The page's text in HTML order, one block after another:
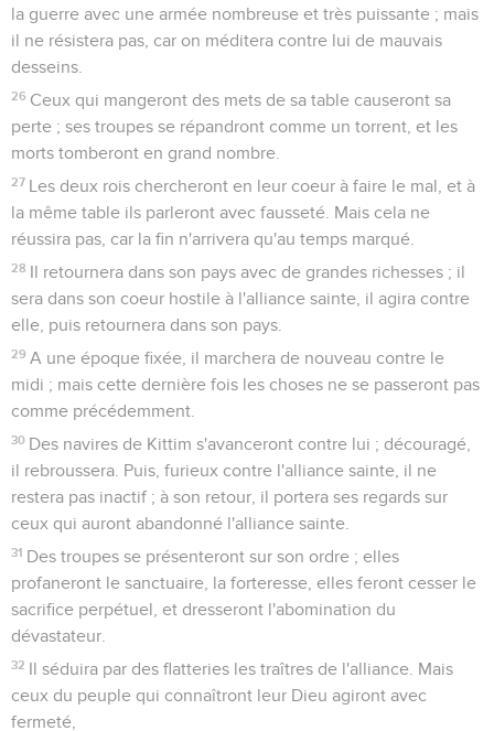
la guerre avec une armée nombreuse et très puissante ; mais
il ne résistera pas, car on méditera contre lui de mauvais
desseins.
26 Ceux qui mangeront des mets de sa table causeront sa
perte ; ses troupes se répandront comme un torrent, et les
morts tomberont en grand nombre.
27 Les deux rois chercheront en leur coeur à faire le mal, et à
la même table ils parleront avec fausseté. Mais cela ne
réussira pas, car la fin n'arrivera qu'au temps marqué.
28 Il retournera dans son pays avec de grandes richesses ; il
sera dans son coeur hostile à l'alliance sainte, il agira contre
elle, puis retournera dans son pays.
29 A une époque fixée, il marchera de nouveau contre le
midi ; mais cette dernière fois les choses ne se passeront pas
comme précédemment.
30 Des navires de Kittim s'avanceront contre lui ; découragé,
il rebroussera. Puis, furieux contre l'alliance sainte, il ne
restera pas inactif ; à son retour, il portera ses regards sur
ceux qui auront abandonné l'alliance sainte.
31 Des troupes se présenteront sur son ordre ; elles
profaneront le sanctuaire, la forteresse, elles feront cesser le
sacrifice perpétuel, et dresseront l'abomination du
dévastateur.
32 Il séduira par des flatteries les traîtres de l'alliance. Mais
ceux du peuple qui connaîtront leur Dieu agiront avec
fermeté,